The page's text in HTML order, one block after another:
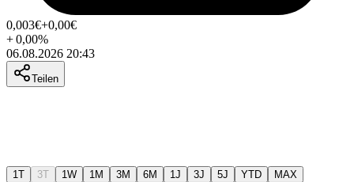
0,003€+0,00€
+0,00%
06.08.2026 20:43
Teilen
1T 3T 1W 1M 3M 6M 1J 3J 5J YTD MAX